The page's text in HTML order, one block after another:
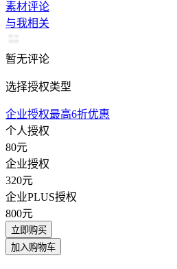
素材评论
与我相关
暂无评论
选择授权类型
企业授权最高6折优惠
个人授权
80元
企业授权
320元
企业PLUS授权
800元
立即购买
加入购物车